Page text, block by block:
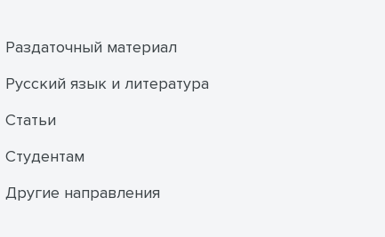
Раздаточный материал
Русский язык и литература
Статьи
Студентам
Другие направления